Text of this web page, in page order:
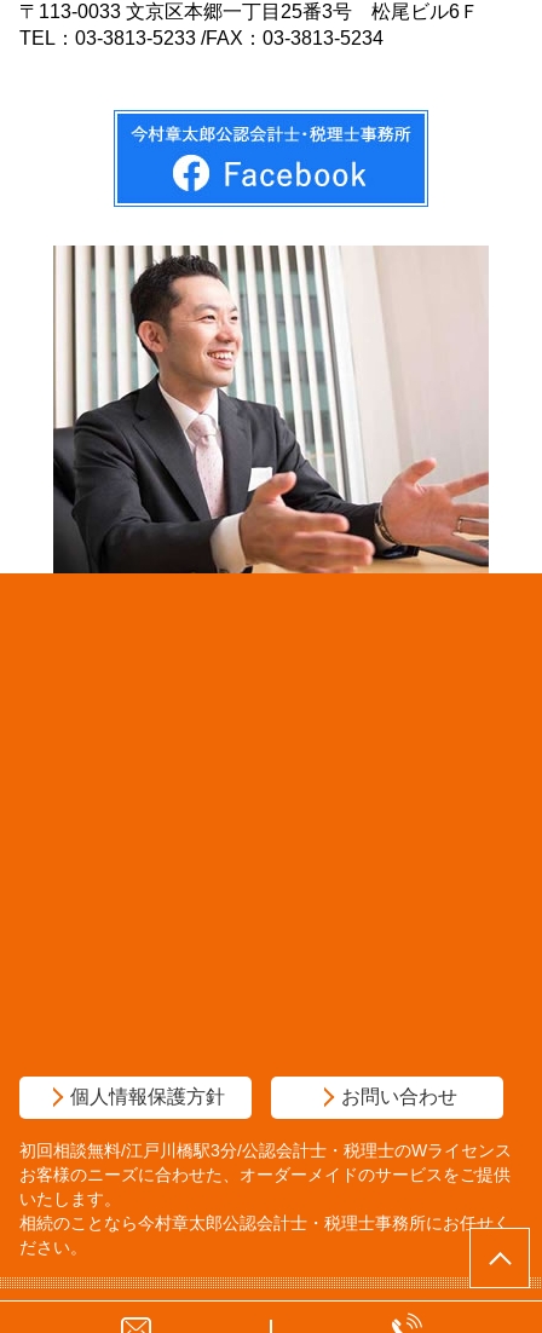
〒113-0033 文京区本郷一丁目25番3号 松尾ビル6Ｆ
TEL：03-3813-5233 /FAX：03-3813-5234
個人情報保護方針 お問い合わせ
初回相談無料/江戸川橋駅3分/公認会計士・税理士のWライセンス
お客様のニーズに合わせた、オーダーメイドのサービスをご提供
いたします。
相続のことなら今村章太郎公認会計士・税理士事務所にお任せく
ださい。
© 今村章太郎公認会計士・税理士事務所